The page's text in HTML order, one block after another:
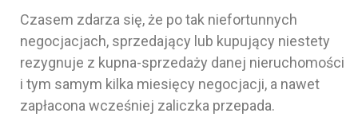
Czasem zdarza się, że po tak niefortunnych
negocjacjach, sprzedający lub kupujący niestety
rezygnuje z kupna-sprzedaży danej nieruchomości
i tym samym kilka miesięcy negocjacji, a nawet
zapłacona wcześniej zaliczka przepada.